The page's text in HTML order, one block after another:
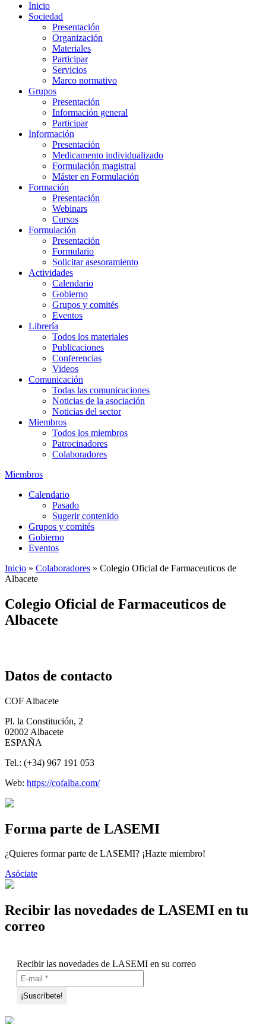
Inicio
Sociedad
Presentación
Organización
Materiales
Participar
Servicios
Marco normativo
Grupos
Presentación
Información general
Participar
Información
Presentación
Medicamento individualizado
Formulación magistral
Máster en Formulación
Formación
Presentación
Webinars
Cursos
Formulación
Presentación
Formulario
Solicitar asesoramiento
Actividades
Calendario
Gobierno
Grupos y comités
Eventos
Librería
Todos los materiales
Publicaciones
Conferencias
Videos
Comunicación
Todas las comunicaciones
Noticias de la asociación
Noticias del sector
Miembros
Todos los miembros
Patrocinadores
Colaboradores
Miembros
Calendario
Pasado
Sugerir contenido
Grupos y comités
Gobierno
Eventos
Inicio » Colaboradores » Colegio Oficial de Farmaceuticos de
Albacete
Colegio Oficial de Farmaceuticos de
Albacete
Datos de contacto
COF Albacete
Pl. la Constitución, 2
02002 Albacete
ESPAÑA
Tel.: (+34) 967 191 053
Web: https://cofalba.com/
Forma parte de LASEMI
¿Quieres formar parte de LASEMI? ¡Hazte miembro!
Asóciate
Recibir las novedades de LASEMI en tu
correo
Recibir las novedades de LASEMI en su correo